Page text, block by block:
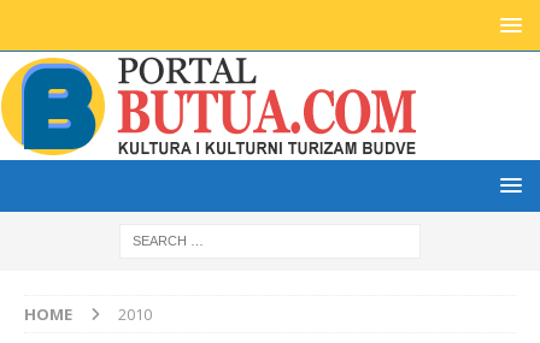
HOME 2010